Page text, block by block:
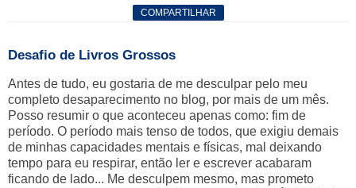
COMPARTILHAR
Desafio de Livros Grossos
Antes de tudo, eu gostaria de me desculpar pelo meu
completo desaparecimento no blog, por mais de um mês.
Posso resumir o que aconteceu apenas como: fim de
período. O período mais tenso de todos, que exigiu demais
de minhas capacidades mentais e físicas, mal deixando
tempo para eu respirar, então ler e escrever acabaram
ficando de lado... Me desculpem mesmo, mas prometo